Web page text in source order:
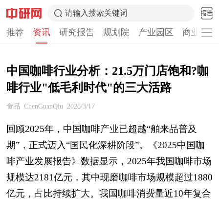
请输入搜索关键词
推荐 资讯 研究报告 规划院 产业园区 商业计
中国咖啡行业分析：21.5万门店饱和?咖
啡行业"低毛利时代"的三大活路
食品 ChenGuanQiu 2026/3/17
回顾2025年，中国咖啡产业已超越“舶来品普及
期”，正式迈入“国民化深耕阶段”。《2025中国咖
啡产业发展报告》数据显示，2025年我国咖啡市场
规模达2181亿元，其中现磨咖啡市场规模超过1880
亿元，占比持续扩大。我国咖啡消费量近10年复合